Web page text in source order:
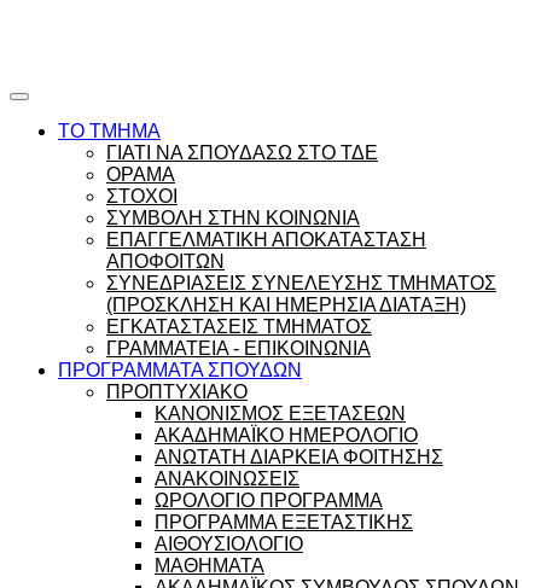
ΤΟ ΤΜΗΜΑ
ΓΙΑΤΙ ΝΑ ΣΠΟΥΔΑΣΩ ΣΤΟ ΤΔΕ
ΟΡΑΜΑ
ΣΤΟΧΟΙ
ΣΥΜΒΟΛΗ ΣΤΗΝ ΚΟΙΝΩΝΙΑ
ΕΠΑΓΓΕΛΜΑΤΙΚΗ ΑΠΟΚΑΤΑΣΤΑΣΗ
ΑΠΟΦΟΙΤΩΝ
ΣΥΝΕΔΡΙΑΣΕΙΣ ΣΥΝΕΛΕΥΣΗΣ ΤΜΗΜΑΤΟΣ
(ΠΡΟΣΚΛΗΣΗ ΚΑΙ ΗΜΕΡΗΣΙΑ ΔΙΑΤΑΞΗ)
ΕΓΚΑΤΑΣΤΑΣΕΙΣ ΤΜΗΜΑΤΟΣ
ΓΡΑΜΜΑΤΕΙΑ - ΕΠΙΚΟΙΝΩΝΙΑ
ΠΡΟΓΡΑΜΜΑΤΑ ΣΠΟΥΔΩΝ
ΠΡΟΠΤΥΧΙΑΚΟ
ΚΑΝΟΝΙΣΜΟΣ ΕΞΕΤΑΣΕΩΝ
ΑΚΑΔΗΜΑΪΚΟ ΗΜΕΡΟΛΟΓΙΟ
ΑΝΩΤΑΤΗ ΔΙΑΡΚΕΙΑ ΦΟΙΤΗΣΗΣ
ΑΝΑΚΟΙΝΩΣΕΙΣ
ΩΡΟΛΟΓΙΟ ΠΡΟΓΡΑΜΜΑ
ΠΡΟΓΡΑΜΜΑ ΕΞΕΤΑΣΤΙΚΗΣ
ΑΙΘΟΥΣΙΟΛΟΓΙΟ
ΜΑΘΗΜΑΤΑ